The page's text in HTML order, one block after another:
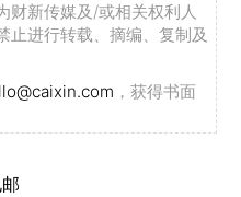
财新传媒及/或相关权利人
止进行转载、摘编、复制及
，获得书面